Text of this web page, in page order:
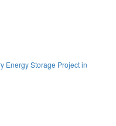
Energy Storage Project in